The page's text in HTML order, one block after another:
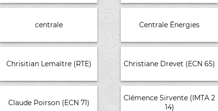
centrale Centrale Énergies
Chrisitian Lemaître (RTE) Christiane Drevet (ECN 65)
Claude Poirson (ECN 71)
Clémence Sirvente (IMTA 2
14)